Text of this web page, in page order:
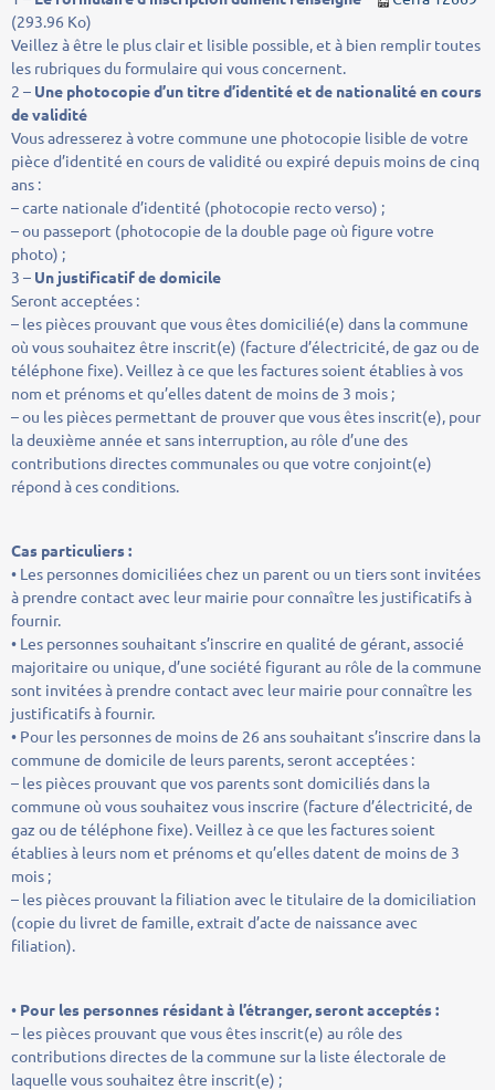
(293.96 Ko)
Veillez à être le plus clair et lisible possible, et à bien remplir toutes
les rubriques du formulaire qui vous concernent.
2 – Une photocopie d’un titre d’identité et de nationalité en cours
de validité
Vous adresserez à votre commune une photocopie lisible de votre
pièce d’identité en cours de validité ou expiré depuis moins de cinq
ans :
– carte nationale d’identité (photocopie recto verso) ;
– ou passeport (photocopie de la double page où figure votre
photo) ;
3 – Un justificatif de domicile
Seront acceptées :
– les pièces prouvant que vous êtes domicilié(e) dans la commune
où vous souhaitez être inscrit(e) (facture d’électricité, de gaz ou de
téléphone fixe). Veillez à ce que les factures soient établies à vos
nom et prénoms et qu’elles datent de moins de 3 mois ;
– ou les pièces permettant de prouver que vous êtes inscrit(e), pour
la deuxième année et sans interruption, au rôle d’une des
contributions directes communales ou que votre conjoint(e)
répond à ces conditions.
Cas particuliers :
• Les personnes domiciliées chez un parent ou un tiers sont invitées
à prendre contact avec leur mairie pour connaître les justificatifs à
fournir.
• Les personnes souhaitant s’inscrire en qualité de gérant, associé
majoritaire ou unique, d’une société figurant au rôle de la commune
sont invitées à prendre contact avec leur mairie pour connaître les
justificatifs à fournir.
• Pour les personnes de moins de 26 ans souhaitant s’inscrire dans la
commune de domicile de leurs parents, seront acceptées :
– les pièces prouvant que vos parents sont domiciliés dans la
commune où vous souhaitez vous inscrire (facture d’électricité, de
gaz ou de téléphone fixe). Veillez à ce que les factures soient
établies à leurs nom et prénoms et qu’elles datent de moins de 3
mois ;
– les pièces prouvant la filiation avec le titulaire de la domiciliation
(copie du livret de famille, extrait d’acte de naissance avec
filiation).
• Pour les personnes résidant à l’étranger, seront acceptés :
– les pièces prouvant que vous êtes inscrit(e) au rôle des
contributions directes de la commune sur la liste électorale de
laquelle vous souhaitez être inscrit(e) ;